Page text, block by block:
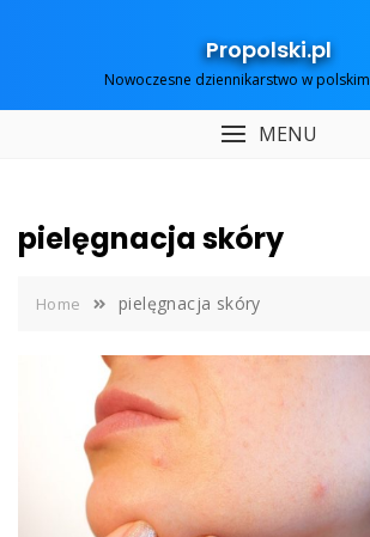
Propolski.pl
Nowoczesne dziennikarstwo w
MENU
pielęgnacja skóry
Home pielęgnacja skóry